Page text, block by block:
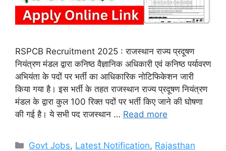
RSPCB Recruitment 2025 : राजस्थान राज्य प्रदूषण
नियंत्रण मंडल द्वारा कनिष्ठ वैज्ञानिक अधिकारी एवं कनिष्ठ पर्यावरण
अभियंता के पदों पर भर्ती का आधिकारिक नोटिफिकेशन जारी
किया गया है। इस भर्ती के तहत राजस्थान राज्य प्रदूषण नियंत्रण
मंडल के द्वारा कुल 100 रिक्त पदों पर भर्ती किए जाने की घोषणा
की गई है। ये सभी पद राजस्थान … Read more
Categories
Govt Jobs, Latest Notification, Rajasthan